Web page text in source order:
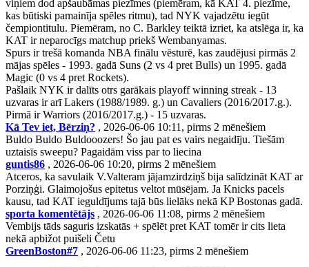
viņiem dod apšaubāmas piezīmes (piemēram, kā KAT 4. piezīme,
kas būtiski pamainīja spēles ritmu), tad NYK vajadzētu iegūt
čempiontitulu. Piemēram, no C. Barkley teiktā izriet, ka atslēga ir, ka
KAT ir neparocīgs matchup priekš Wembanyamas.
Spurs ir trešā komanda NBA finālu vēsturē, kas zaudējusi pirmās 2
mājas spēles - 1993. gadā Suns (2 vs 4 pret Bulls) un 1995. gadā
Magic (0 vs 4 pret Rockets).
Pašlaik NYK ir dalīts otrs garākais playoff winning streak - 13
uzvaras ir arī Lakers (1988/1989. g.) un Cavaliers (2016/2017.g.).
Pirmā ir Warriors (2016/2017.g.) - 15 uzvaras.
Kā Tev iet, Bērziņ? , 2026-06-06 10:11, pirms 2 mēnešiem
Buldo Buldo Buldooozers! Šo jau pat es vairs negaidīju. Tiešām
uztaisīs sweepu? Pagaidām viss par to liecina
guntis86 , 2026-06-06 10:20, pirms 2 mēnešiem
Atceros, ka savulaik V.Valteram jājamzirdziņš bija salīdzināt KAT ar
Porziņģi. Glaimojošus epitetus veltot mūsējam. Ja Knicks pacels
kausu, tad KAT ieguldījums tajā būs lielāks nekā KP Bostonas gadā.
sporta komentētājs , 2026-06-06 11:08, pirms 2 mēnešiem
Vembijs tāds saguris izskatās + spēlēt pret KAT tomēr ir cits lieta
nekā apbižot puišeli Četu
GreenBoston#7 , 2026-06-06 11:23, pirms 2 mēnešiem